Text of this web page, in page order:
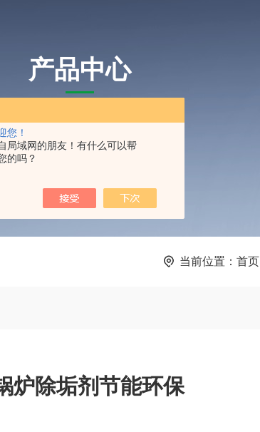
您！
局域网的朋友！有什么可以帮
的吗？
产品中心
当前位置： 首页
炉除垢剂节能环保